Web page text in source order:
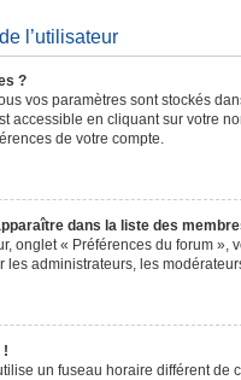
l’utilisateur
?
vos paramètres sont stockés
accessible en cliquant sur votre
de votre compte.
dans la liste des
onglet « Préférences du forum »,
administrateurs, les
!
un fuseau horaire différent